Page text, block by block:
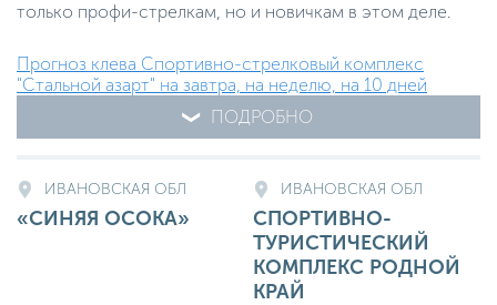
только профи-стрелкам, но и новичкам в этом деле.
Прогноз клева Спортивно-стрелковый комплекс
"Стальной азарт" на завтра, на неделю, на 10 дней
ПОДРОБНО
ИВАНОВСКАЯ ОБЛ
«СИНЯЯ ОСОКА»
ИВАНОВСКАЯ ОБЛ
СПОРТИВНО-
ТУРИСТИЧЕСКИЙ
КОМПЛЕКС РОДНОЙ
КРАЙ